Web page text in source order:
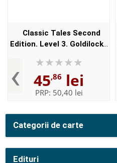
Categorii de carte
Edituri
‹
Classic Tales Second
Edition. Level 3. Goldilocks
Book and Audio Pack
45,86 lei
PRP: 50,40 lei